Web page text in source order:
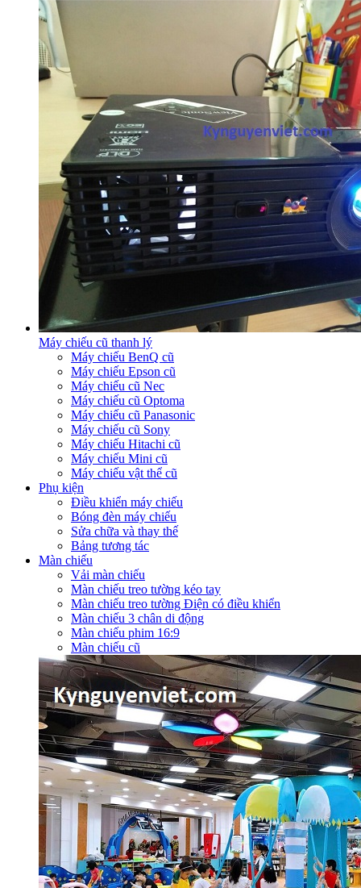
Máy chiếu cũ thanh lý
Máy chiếu BenQ cũ
Máy chiếu Epson cũ
Máy chiếu cũ Nec
Máy chiếu cũ Optoma
Máy chiếu cũ Panasonic
Máy chiếu cũ Sony
Máy chiếu Hitachi cũ
Máy chiếu Mini cũ
Máy chiếu vật thể cũ
Phụ kiện
Điều khiển máy chiếu
Bóng đèn máy chiếu
Sửa chữa và thay thế
Bảng tương tác
Màn chiếu
Vải màn chiếu
Màn chiếu treo tường kéo tay
Màn chiếu treo tường Điện có điều khiển
Màn chiếu 3 chân di động
Màn chiếu phim 16:9
Màn chiếu cũ